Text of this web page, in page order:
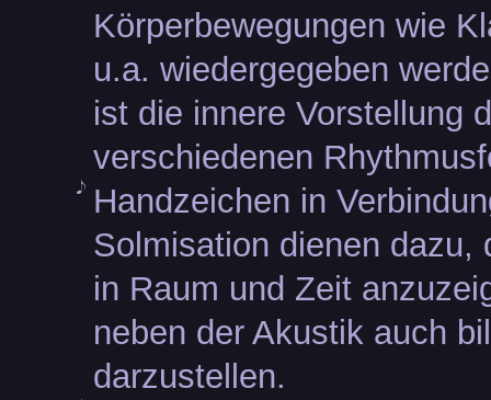
Körperbewegungen wie
u.a. wiedergegeben
ist die innere Vorstellung
verschiedenen
Handzeichen in
Solmisation dienen dazu,
in Raum und Zeit
neben der Akustik auch
darzustellen.